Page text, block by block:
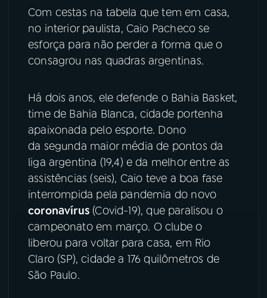
ACOMPANHE A RÁDIO NACIONAL
YouTube Facebook
TikTok
Com cestas na tabela que tem em casa,
no interior paulista, Caio Pacheco se
esforça para não perder a forma que o
consagrou nas quadras argentinas.
Há dois anos, ele defende o Bahia Basket,
time de Bahia Blanca, cidade portenha
apaixonada pelo esporte. Dono
da segunda maior média de pontos da
liga argentina (19,4) e da melhor entre as
assistências (seis), Caio teve a boa fase
interrompida pela pandemia do novo
coronavírus(Covid-19), que paralisou o
campeonato em março. O clube o
liberou para voltar para casa, em Rio
Claro (SP), cidade a 176 quilômetros de
São Paulo.